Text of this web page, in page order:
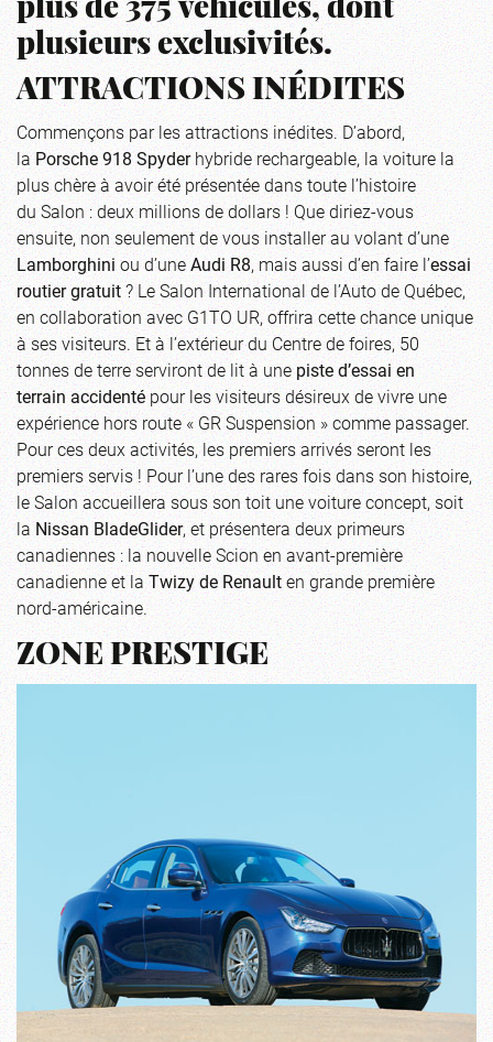
plus de 375 véhicules, dont
plusieurs exclusivités.
ATTRACTIONS INÉDITES
Commençons par les attractions inédites. D’abord,
laPorsche 918 Spyderhybride rechargeable, la voiture la
plus chère à avoir été présentée dans toute l’histoire
du Salon : deux millions de dollars ! Que diriez-vous
ensuite, non seulement de vous installer au volant d’une
Lamborghiniou d’uneAudi R8, mais aussi d’en faire l’essai
routier gratuit? Le Salon International de l’Auto de Québec,
en collaboration avec G1TO UR, offrira cette chance unique
à ses visiteurs. Et à l’extérieur du Centre de foires, 50
tonnes de terre serviront de lit à unepiste d’essai en
terrain accidentépour les visiteurs désireux de vivre une
expérience hors route « GR Suspension » comme passager.
Pour ces deux activités, les premiers arrivés seront les
premiers servis ! Pour l’une des rares fois dans son histoire,
le Salon accueillera sous son toit une voiture concept, soit
laNissan BladeGlider, et présentera deux primeurs
canadiennes : la nouvelle Scion en avant-première
canadienne et laTwizy de Renaulten grande première
nord-américaine.
ZONE PRESTIGE